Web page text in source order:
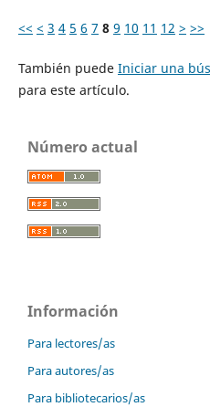
<< < 3 4 5 6 7 8 9 10 11 12 > >>
También puede Iniciar una
para este artículo.
Número actual
Información
Para lectores/as
Para autores/as
Para bibliotecarios/as